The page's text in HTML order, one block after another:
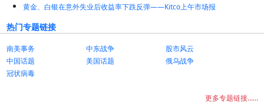
黄金、白银在意外失业后收益率下跌反弹——Kitco上午市场报
热门专题链接
南美事务 中东战争
股市风云
中国话题
美国话题
俄乌战争
冠状病毒
更多专题链接......